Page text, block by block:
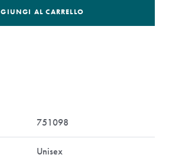
AL CARRELLO
751098
Unisex